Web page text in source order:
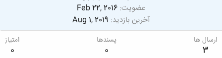
عضویت Feb 22, 2016
آخرین بازدید Aug 1, 2019
ارسال ها
3
پسندها
0
امتیاز
0